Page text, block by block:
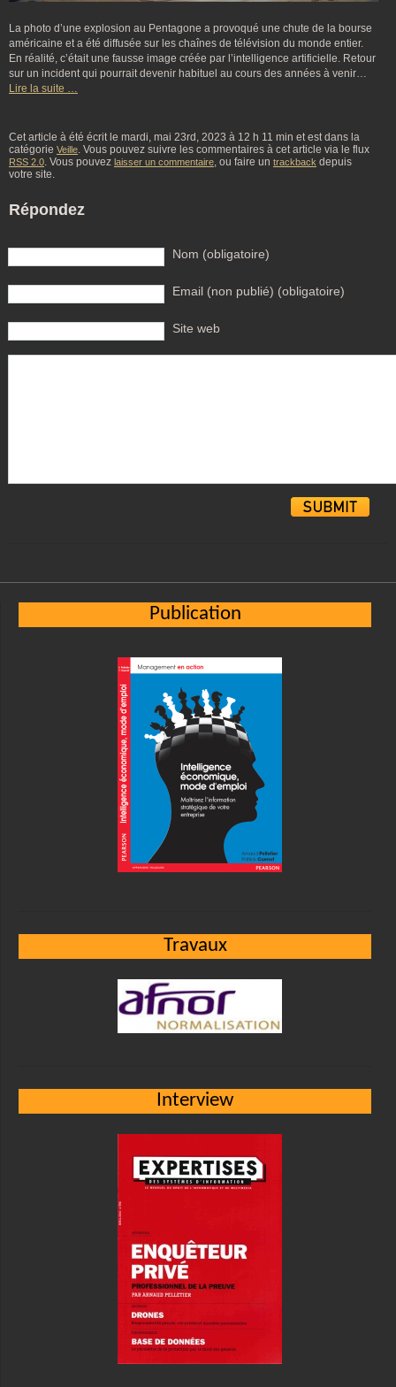
La photo d’une explosion au Pentagone a provoqué une chute de la bourse
américaine et a été diffusée sur les chaînes de télévision du monde entier.
En réalité, c’était une fausse image créée par l’intelligence artificielle. Retour
sur un incident qui pourrait devenir habituel au cours des années à venir…
Lire la suite …
Cet article à été écrit le mardi, mai 23rd, 2023 à 12 h 11 min et est dans la
catégorie Veille. Vous pouvez suivre les commentaires à cet article via le flux
RSS 2.0. Vous pouvez laisser un commentaire, ou faire un trackback depuis
votre site.
Répondez
Nom (obligatoire)
Email (non publié) (obligatoire)
Site web
Publication
Travaux
Interview